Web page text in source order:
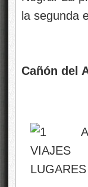
la segunda
Cañón del